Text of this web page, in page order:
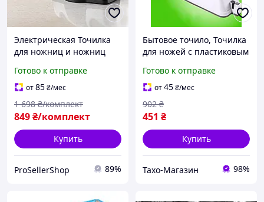
Электрическая Точилка
для ножниц и ножниц
Точилка для бытового и
профессионального
использования
Готово к отправке
от85₴/мес
849₴/комплект
1 698 ₴/комплект
Купить
ProSellerShop 89%
Бытовое точило, Точилка
для ножей с пластиковым
Готово к отправке
от45₴/мес
451 ₴
902 ₴
Купить
Тахо-Магазин 98%